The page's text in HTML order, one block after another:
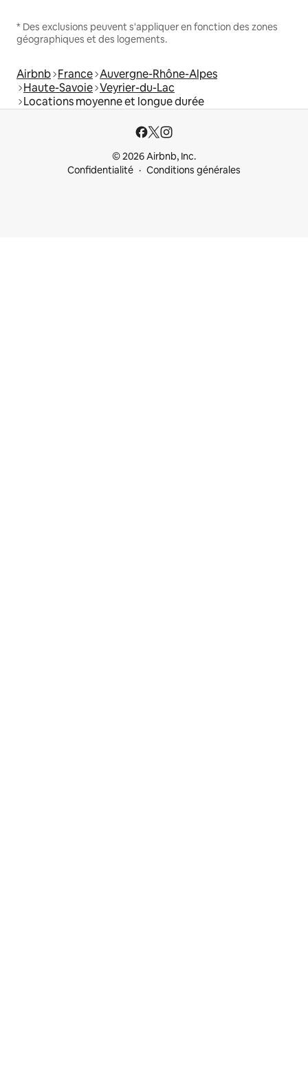
* Des exclusions peuvent s'appliquer en fonction des zones
géographiques et des logements.
Airbnb France Auvergne-Rhône-Alpes
Haute-Savoie Veyrier-du-Lac
Locations moyenne et longue durée
© 2026 Airbnb, Inc.
Confidentialité
Conditions générales